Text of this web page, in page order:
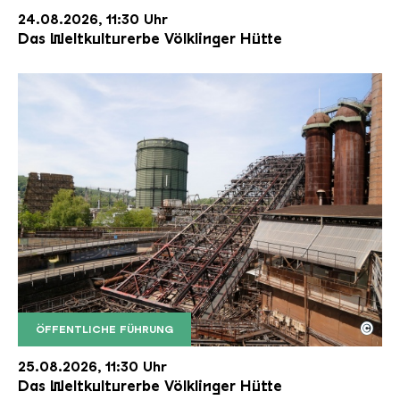
24.08.2026, 11:30 Uhr
Das Weltkulturerbe Völklinger Hütte
ÖFFENTLICHE FÜHRUNG
Der Erzschrägaufzug der Völklinger Hütte mit
Copyright: Weltkulturerbe Völklinger Hütte | Karl
©
25.08.2026, 11:30 Uhr
Das Weltkulturerbe Völklinger Hütte